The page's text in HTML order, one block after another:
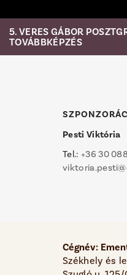
5. VERES GÁBOR
TOVÁBBKÉPZÉS
Pesti Viktória
Tel.: +36 30
Cégnév:
Székhely és